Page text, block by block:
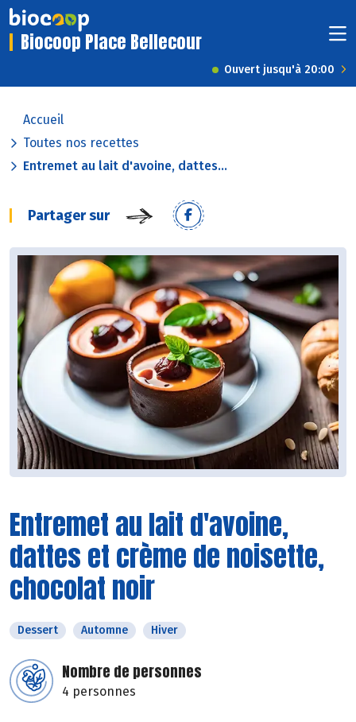
Biocoop Place Bellecour
Ouvert jusqu'à 20:00
Accueil
Toutes nos recettes
Entremet au lait d'avoine, dattes...
Partager sur
Entremet au lait d'avoine,
dattes et crème de noisette,
chocolat noir
Dessert Automne Hiver
Nombre de personnes
4 personnes